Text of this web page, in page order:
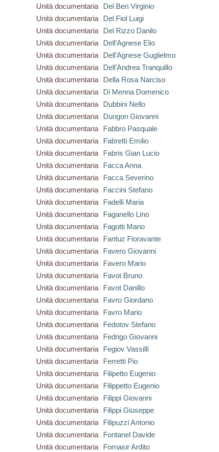
Unità documentaria
Del Ben Virginio
Unità documentaria
Del Fiol Luigi
Unità documentaria
Del Rizzo Danilo
Unità documentaria
Dell’Agnese Elio
Unità documentaria
Dell’Agnese Guglielmo
Unità documentaria
Dell’Andrea Tranquillo
Unità documentaria
Della Rosa Narciso
Unità documentaria
Di Menna Domenico
Unità documentaria
Dubbini Nello
Unità documentaria
Durigon Giovanni
Unità documentaria
Fabbro Pasquale
Unità documentaria
Fabretti Emilio
Unità documentaria
Fabris Gian Lucio
Unità documentaria
Facca Anna
Unità documentaria
Facca Severino
Unità documentaria
Faccini Stefano
Unità documentaria
Fadelli Maria
Unità documentaria
Faganello Lino
Unità documentaria
Fagotti Mario
Unità documentaria
Fantuz Fioravante
Unità documentaria
Favero Giovanni
Unità documentaria
Favero Mario
Unità documentaria
Favot Bruno
Unità documentaria
Favot Danillo
Unità documentaria
Favro Giordano
Unità documentaria
Favro Mario
Unità documentaria
Fedotov Stefano
Unità documentaria
Fedrigo Giovanni
Unità documentaria
Fegiov Vassilli
Unità documentaria
Ferretti Pio
Unità documentaria
Filipetto Eugenio
Unità documentaria
Filippetto Eugenio
Unità documentaria
Filippi Giovanni
Unità documentaria
Filippi Giuseppe
Unità documentaria
Filipuzzi Antonio
Unità documentaria
Fontanel Davide
Unità documentaria
Fornasir Ardito